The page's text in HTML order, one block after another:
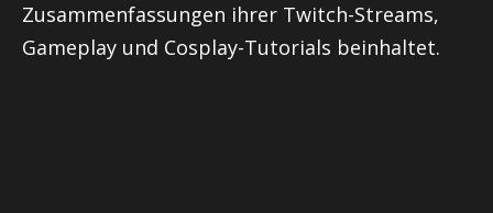
Zusammenfassungen ihrer Twitch-Streams,
Gameplay und Cosplay-Tutorials beinhaltet.